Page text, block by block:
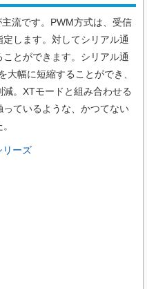
流です。PWM方式は、受信
します。対してシリアル通
とができます。シリアル通
幅に短縮することができ、
。XTモードと組み合わせる
ているような、かつてない
リーズ